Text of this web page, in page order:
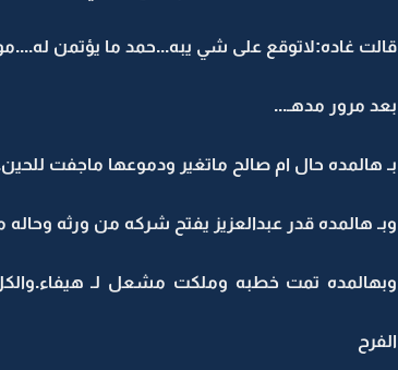
قالت غاده:لاتوقع على شي يبه...حمد ما يؤتمن
بعد مرور مدهـ...
بـ هالمده حال ام صالح ماتغير ودموعها ماجفت
وبـ هالمده قدر عبدالعزيز يفتح شركه من ورثه
وبهالمده تمت خطبه وملكت مشعل لـ
الفرح